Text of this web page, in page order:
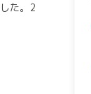
た。2